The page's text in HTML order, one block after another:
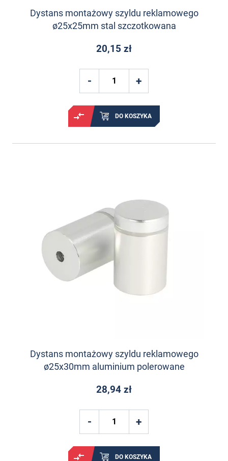
Dystans montażowy szyldu reklamowego
ø25x25mm stal szczotkowana
20,15 zł
DO KOSZYKA
Dystans montażowy szyldu reklamowego
ø25x30mm aluminium polerowane
28,94 zł
DO KOSZYKA